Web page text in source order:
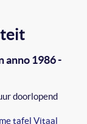
anno 1986 -
doorlopend
tafel Vitaal